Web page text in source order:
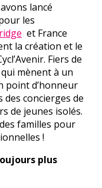
lancé
les
et France
la création et le
Fiers de
mènent à un
point d’honneur
concierges de
de jeunes isolés.
familles pour
!
plus